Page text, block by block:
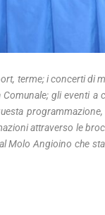
terme; i concerti di
Comunale; gli eventi
attraverso le
Molo Angioino che